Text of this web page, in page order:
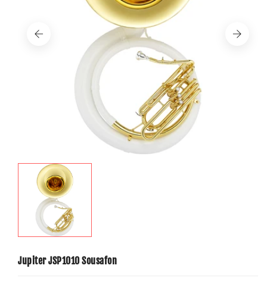
Jupiter JSP1010 Sousafon